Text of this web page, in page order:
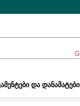
ᲓᲐ ᲓᲐᲜᲐᲛᲐᲢᲔᲑᲘ